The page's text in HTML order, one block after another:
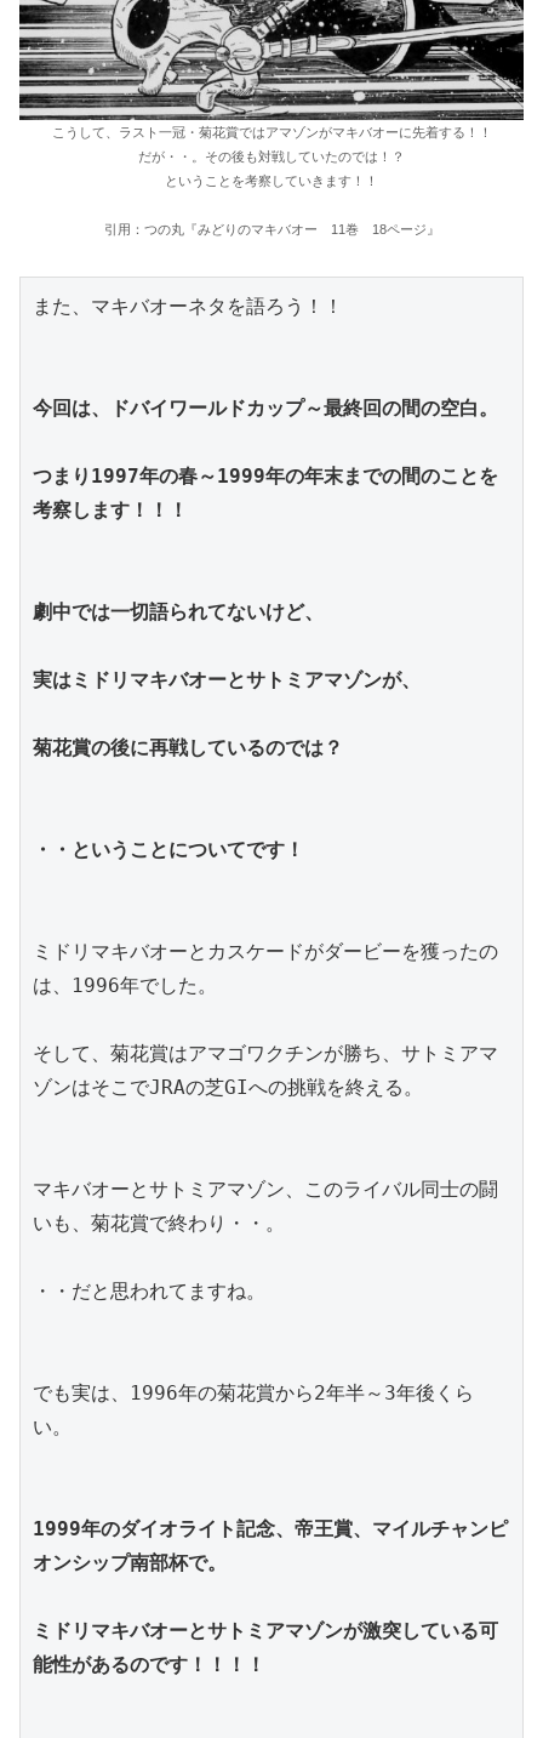
こうして、ラスト一冠・菊花賞ではアマゾンがマキバオーに先着する！！
だが・・。その後も対戦していたのでは！？
ということを考察していきます！！
引用：つの丸『みどりのマキバオー 11巻 18ページ』
また、マキバオーネタを語ろう！！
今回は、ドバイワールドカップ～最終回の間の空白。
つまり1997年の春～1999年の年末までの間のことを
考察します！！！
劇中では一切語られてないけど、
実はミドリマキバオーとサトミアマゾンが、
菊花賞の後に再戦しているのでは？
・・ということについてです！
ミドリマキバオーとカスケードがダービーを獲ったの
は、1996年でした。
そして、菊花賞はアマゴワクチンが勝ち、サトミアマ
ゾンはそこでJRAの芝GIへの挑戦を終える。
マキバオーとサトミアマゾン、このライバル同士の闘
いも、菊花賞で終わり・・。
・・だと思われてますね。
でも実は、1996年の菊花賞から2年半～3年後くら
い。
1999年のダイオライト記念、帝王賞、マイルチャンピ
オンシップ南部杯で。
ミドリマキバオーとサトミアマゾンが激突している可
能性があるのです！！！！